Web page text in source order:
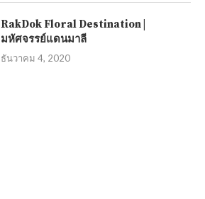
RakDok Floral Destination |
มหัศจรรย์แดนมาลี
ธันวาคม 4, 2020